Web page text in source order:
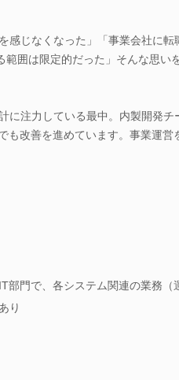
感じなくなった」「事業会社に転
範囲は限定的だった」そんな思い
に注力している最中。内製開発チ
も改善を進めています。事業運営
門で、各システム関連の業務（
り